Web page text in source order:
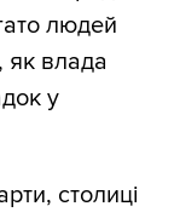
людей
як влада
у
столиці